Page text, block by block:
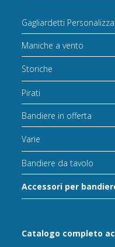
Gagliardetti
Maniche a vento
Storiche
Pirati
Bandiere in offerta
Varie
Bandiere da tavolo
Accessori per
Catalogo completo